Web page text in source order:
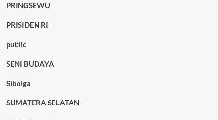
PRINGSEWU
PRISIDEN RI
public
SENI BUDAYA
Sibolga
SUMATERA SELATAN